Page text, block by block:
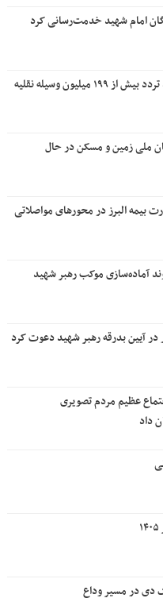
امام شهید خدمت‌رسانی کرد
در سه ماهه امسال رقم خورد تردد بیش از ۱۹۹ میلیون وسیله نقلیه
پروژه سازمان ملی زمین و مسکن در حال
بیمه البرز در محورهای مواصلاتی
آماده‌سازی موکب رهبر شهید
آیین بدرقه رهبر شهید دعوت کرد
عظیم مردم تصویری
داد
دی در مسیر وداع